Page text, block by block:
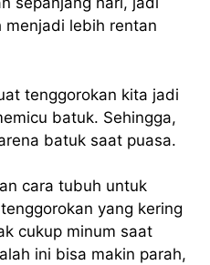
menjadi lebih rentan
tenggorokan kita jadi
batuk. Sehingga,
batuk saat puasa.
cara tubuh untuk
yang kering
cukup minum saat
ini bisa makin parah,